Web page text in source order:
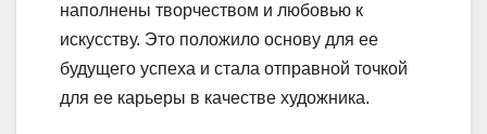
наполнены творчеством и любовью к
искусству. Это положило основу для ее
будущего успеха и стала отправной точкой
для ее карьеры в качестве художника.